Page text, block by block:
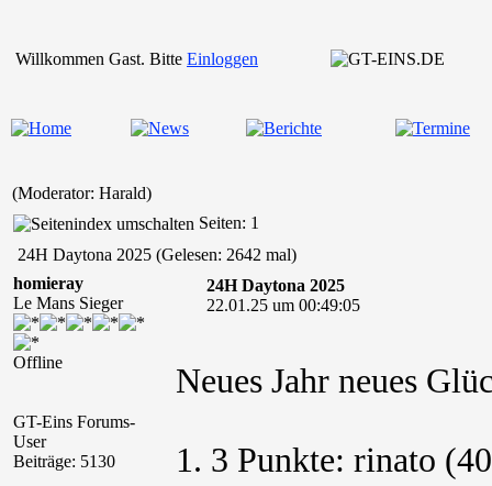
Willkommen Gast. Bitte Einloggen
(Moderator: Harald)
Seiten: 1
24H Daytona 2025 (Gelesen: 2642 mal)
homieray
Le Mans Sieger
Offline
GT-Eins Forums-
User
Beiträge: 5130
24H Daytona 2025
22.01.25 um 00:49:05
Neues Jahr neues
1. 3 Punkte: rinato